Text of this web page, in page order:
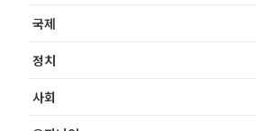
국제
정치
사회